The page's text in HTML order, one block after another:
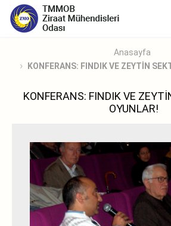
Anasayfa
KONFERANS: FINDIK VE ZEYTİN
KONFERANS: FINDIK VE
OYUNLAR!